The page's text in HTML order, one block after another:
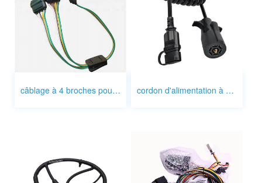
câblage à 4 broches pour remorque cordon d'alimentation à vis en TPU